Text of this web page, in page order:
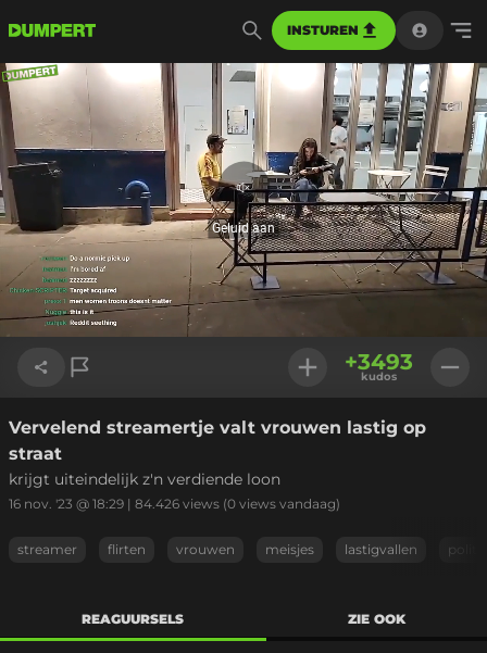
INSTUREN
Geluid
aan
Geluid aan
Geladen:
15.22%
Link kopiëren
+3493
kudos
Vervelend streamertje valt vrouwen lastig op
straat
krijgt uiteindelijk z'n verdiende loon
16 nov. '23 @ 18:29 | 84.426 views (0 views vandaag)
streamer flirten vrouwen meisjes lastigvallen politie
REAGUURSELS ZIE OOK